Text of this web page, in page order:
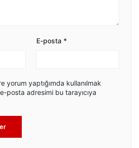
E-posta *
yorum yaptığımda kullanılmak
posta adresimi bu tarayıcıya